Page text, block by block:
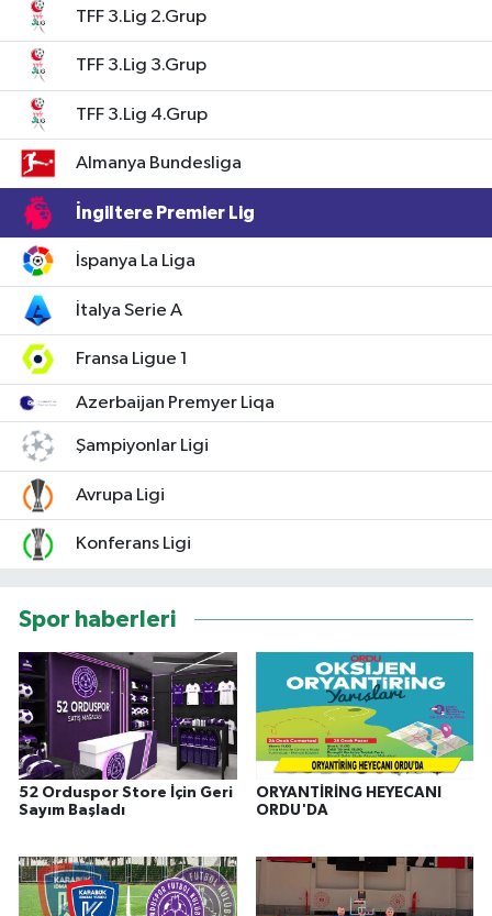
TFF 3.Lig 2.Grup
TFF 3.Lig 3.Grup
TFF 3.Lig 4.Grup
Almanya Bundesliga
İngiltere Premier Lig
İspanya La Liga
İtalya Serie A
Fransa Ligue 1
Azerbaijan Premyer Liqa
Şampiyonlar Ligi
Avrupa Ligi
Konferans Ligi
Spor haberleri
52 Orduspor Store İçin Geri
Sayım Başladı
ORYANTİRİNG HEYECANI
ORDU'DA